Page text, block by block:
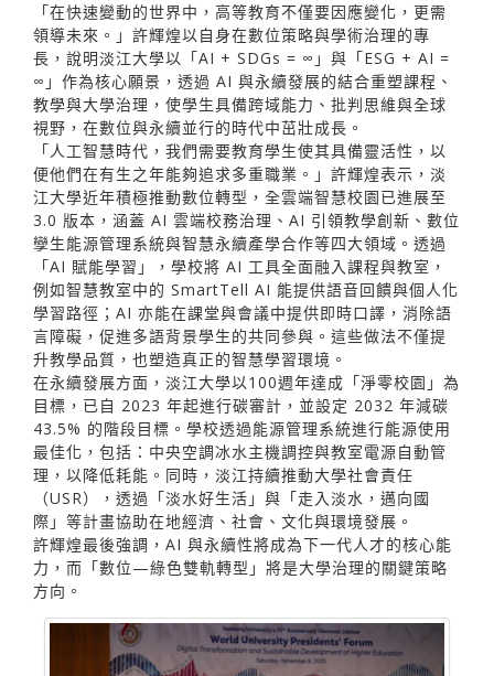
「在快速變動的世界中，高等教育不僅要因應變化，更需
領導未來。」許輝煌以自身在數位策略與學術治理的專
長，說明淡江大學以「AI + SDGs = ∞」與「ESG + AI =
∞」作為核心願景，透過 AI 與永續發展的結合重塑課程、
教學與大學治理，使學生具備跨域能力、批判思維與全球
視野，在數位與永續並行的時代中茁壯成長。
「人工智慧時代，我們需要教育學生使其具備靈活性，以
便他們在有生之年能夠追求多重職業。」許輝煌表示，淡
江大學近年積極推動數位轉型，全雲端智慧校園已進展至
3.0 版本，涵蓋 AI 雲端校務治理、AI 引領教學創新、數位
孿生能源管理系統與智慧永續產學合作等四大領域。透過
「AI 賦能學習」，學校將 AI 工具全面融入課程與教室，
例如智慧教室中的 SmartTell AI 能提供語音回饋與個人化
學習路徑；AI 亦能在課堂與會議中提供即時口譯，消除語
言障礙，促進多語背景學生的共同參與。這些做法不僅提
升教學品質，也塑造真正的智慧學習環境。
在永續發展方面，淡江大學以100週年達成「淨零校園」為
目標，已自 2023 年起進行碳審計，並設定 2032 年減碳
43.5% 的階段目標。學校透過能源管理系統進行能源使用
最佳化，包括：中央空調冰水主機調控與教室電源自動管
理，以降低耗能。同時，淡江持續推動大學社會責任
（USR），透過「淡水好生活」與「走入淡水，邁向國
際」等計畫協助在地經濟、社會、文化與環境發展。
許輝煌最後強調，AI 與永續性將成為下一代人才的核心能
力，而「數位—綠色雙軌轉型」將是大學治理的關鍵策略
方向。